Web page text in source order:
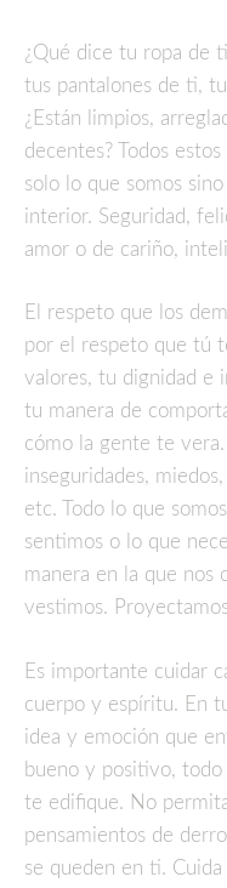
¿Qué dice tu ropa de
tus pantalones de ti,
¿Están limpios,
decentes? Todos
solo lo que somos
interior. Seguridad,
amor o de cariño,
El respeto que los
por el respeto que tú
valores, tu dignidad e
tu manera de
cómo la gente te
inseguridades,
etc. Todo lo que
sentimos o lo que
manera en la que nos
vestimos.
Es importante cuidar
cuerpo y espíritu. En
idea y emoción que
bueno y positivo,
te edifique. No
pensamientos de
se queden en ti.